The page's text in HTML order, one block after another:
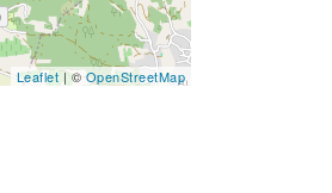
Leaflet | ©OpenStreetMap